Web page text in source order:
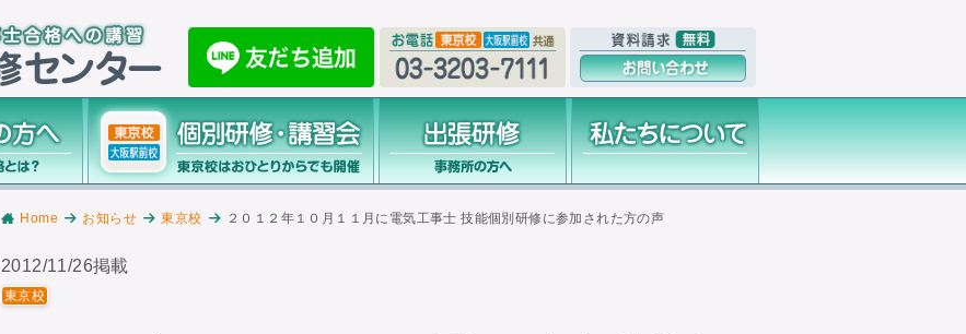
Home お知らせ 東京校 ２０１２年１０月１１月に電気工事士 技能個別研修に参加された方の声
2012/11/26掲載
東京校